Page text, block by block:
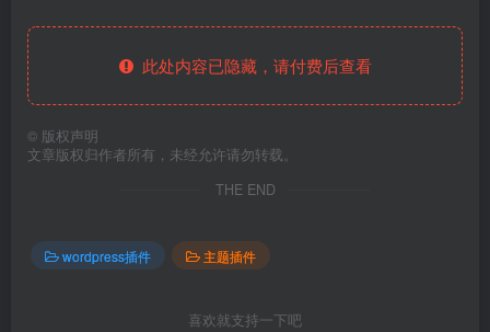
此处内容已隐藏，请付费后查看
© 版权声明
文章版权归作者所有，未经允许请勿转载。
THE END
wordpress插件 主题插件
喜欢就支持一下吧